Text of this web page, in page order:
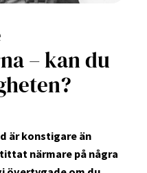
– kan du
är konstigare än
närmare på några